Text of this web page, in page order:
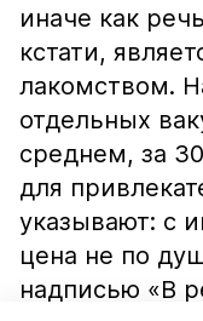
иначе как
кстати,
лакомством.
отдельных
среднем, за
для
указывают: с
цена не по
надписью «В